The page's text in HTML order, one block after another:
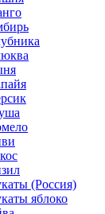
(Россия)
яблоко